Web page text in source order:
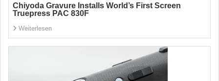
Chiyoda Gravure Installs World’s First Screen
Truepress PAC 830F
Weiterlesen